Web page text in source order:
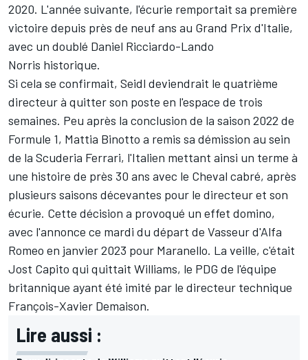
2020. L'année suivante, l'écurie remportait sa première
victoire depuis près de neuf ans au Grand Prix d'Italie,
avec un doublé Daniel Ricciardo-Lando
Norris historique.
Si cela se confirmait, Seidl deviendrait le quatrième
directeur à quitter son poste en l'espace de trois
semaines. Peu après la conclusion de la saison 2022 de
Formule 1, Mattia Binotto a remis sa démission au sein
de la Scuderia Ferrari, l'Italien mettant ainsi un terme à
une histoire de près 30 ans avec le Cheval cabré, après
plusieurs saisons décevantes pour le directeur et son
écurie. Cette décision a provoqué un effet domino,
avec l'annonce ce mardi du départ de Vasseur d'Alfa
Romeo en janvier 2023 pour Maranello. La veille, c'était
Jost Capito qui quittait Williams, le PDG de l'équipe
britannique ayant été imité par le directeur technique
François-Xavier Demaison.
Lire aussi :